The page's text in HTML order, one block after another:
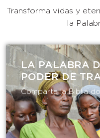
Transforma vidas y
la
LA PALABRA
PODER DE
Comparte la Biblia